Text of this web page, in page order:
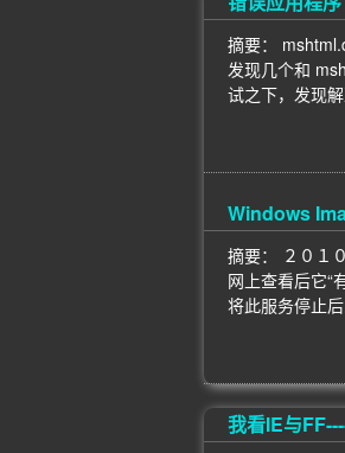
摘要：
发现几个和
试之下，发现
Windows
摘要： ２０１
网上查看后它“
将此服务停止
我看IE与